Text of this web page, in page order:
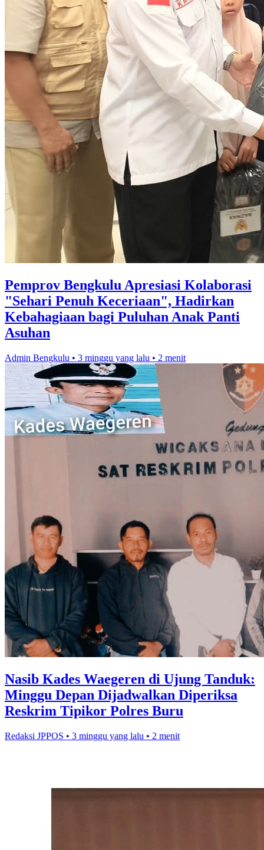
Pemprov Bengkulu Apresiasi Kolaborasi
"Sehari Penuh Keceriaan", Hadirkan
Kebahagiaan bagi Puluhan Anak Panti
Asuhan
Admin Bengkulu • 3 minggu yang lalu • 2 menit
Nasib Kades Waegeren di Ujung Tanduk:
Minggu Depan Dijadwalkan Diperiksa
Reskrim Tipikor Polres Buru
Redaksi JPPOS • 3 minggu yang lalu • 2 menit